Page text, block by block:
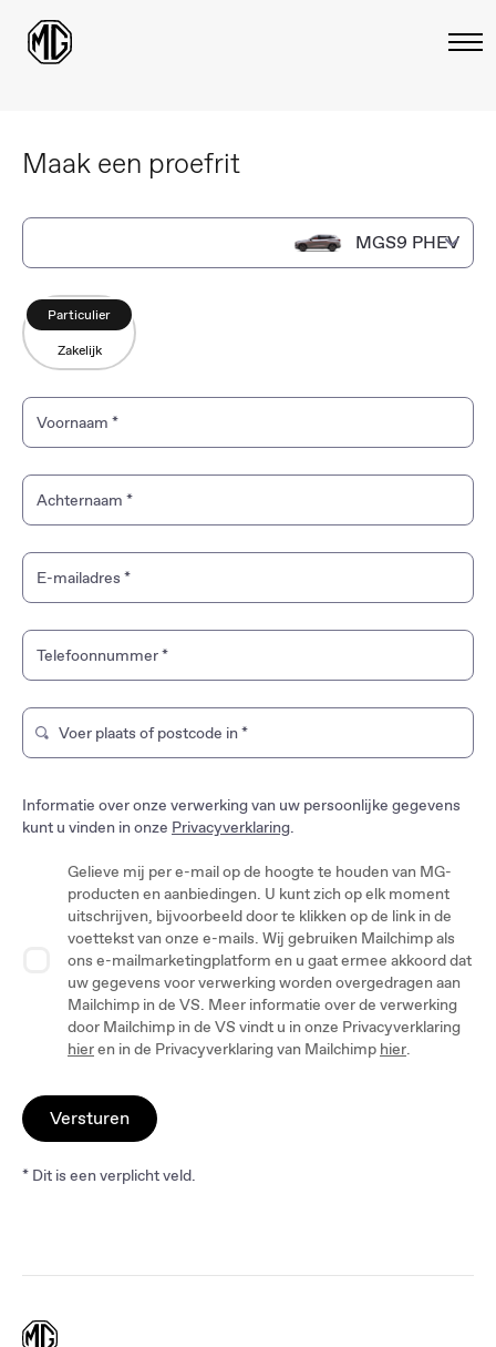
Maak een proefrit
MGS9 PHEV
MG4 EV
MGS6 EV
MG HS PHEV
MG HS Hybrid+
MG3 Hybrid+
Particulier
Zakelijk
Voornaam *
Achternaam *
E-mailadres *
Telefoonnummer*
Typ om te zoeken naar een merkwinkel. Gebruik de
Voer plaats of postcode in*
Informatie over onze verwerking van uw persoonlijke gegevens
kunt u vinden in onze Privacyverklaring.
Gelieve mij per e-mail op de hoogte te houden van MG-
producten en aanbiedingen. U kunt zich op elk moment
uitschrijven, bijvoorbeeld door te klikken op de link in de
voettekst van onze e-mails. Wij gebruiken Mailchimp als
ons e-mailmarketingplatform en u gaat ermee akkoord dat
uw gegevens voor verwerking worden overgedragen aan
Mailchimp in de VS. Meer informatie over de verwerking
door Mailchimp in de VS vindt u in onze Privacyverklaring
hieren in de Privacyverklaring van Mailchimp hier.
Versturen
* Dit is een verplicht veld.